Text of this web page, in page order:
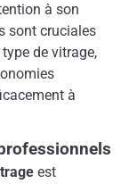
à son
sont cruciales
de vitrage,
à
est